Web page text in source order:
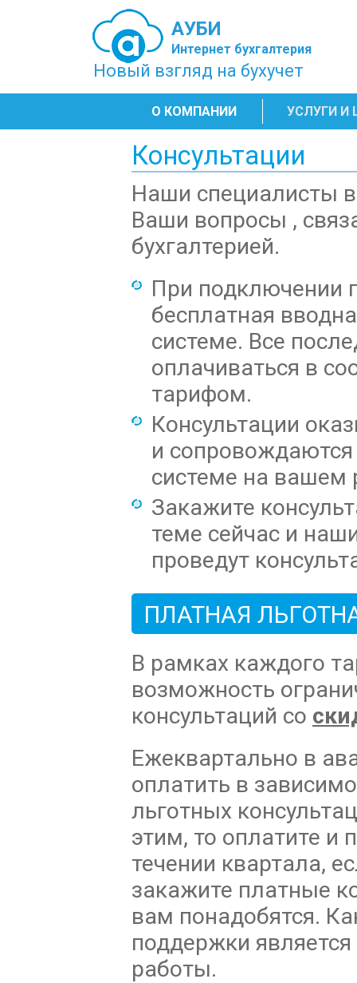
АУБИ
Интернет бухгалтерия
Новый взгляд на бухучет
О КОМПАНИИ УСЛУГИ И
Консультации
Наши специалисты
Ваши вопросы ,
бухгалтерией.
При подключении
бесплатная
системе. Все
оплачиваться в
тарифом.
Консультации
и
системе на вашем
Закажите
теме сейчас и
проведут
ПЛАТНАЯ
В рамках каждого
возможность
консультаций со
Ежеквартально в
оплатить в
льготных
этим, то оплатите и
течении квартала,
закажите платные
вам понадобятся.
поддержки
работы.